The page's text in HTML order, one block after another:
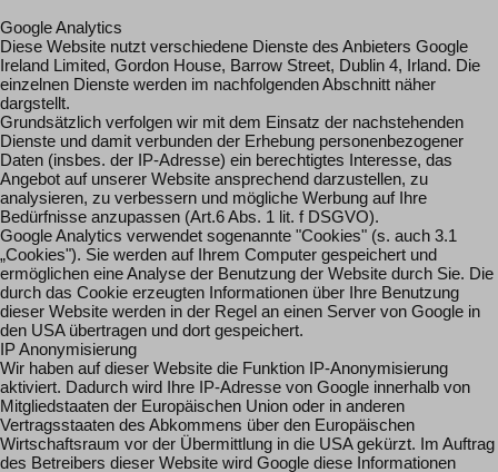
Google Analytics
Diese Website nutzt verschiedene Dienste des Anbieters Google
Ireland Limited, Gordon House, Barrow Street, Dublin 4, Irland. Die
einzelnen Dienste werden im nachfolgenden Abschnitt näher
dargstellt.
Grundsätzlich verfolgen wir mit dem Einsatz der nachstehenden
Dienste und damit verbunden der Erhebung personenbezogener
Daten (insbes. der IP-Adresse) ein berechtigtes Interesse, das
Angebot auf unserer Website ansprechend darzustellen, zu
analysieren, zu verbessern und mögliche Werbung auf Ihre
Bedürfnisse anzupassen (Art.6 Abs. 1 lit. f DSGVO).
Google Analytics verwendet sogenannte "Cookies" (s. auch 3.1
„Cookies"). Sie werden auf Ihrem Computer gespeichert und
ermöglichen eine Analyse der Benutzung der Website durch Sie. Die
durch das Cookie erzeugten Informationen über Ihre Benutzung
dieser Website werden in der Regel an einen Server von Google in
den USA übertragen und dort gespeichert.
IP Anonymisierung
Wir haben auf dieser Website die Funktion IP-Anonymisierung
aktiviert. Dadurch wird Ihre IP-Adresse von Google innerhalb von
Mitgliedstaaten der Europäischen Union oder in anderen
Vertragsstaaten des Abkommens über den Europäischen
Wirtschaftsraum vor der Übermittlung in die USA gekürzt. Im Auftrag
des Betreibers dieser Website wird Google diese Informationen